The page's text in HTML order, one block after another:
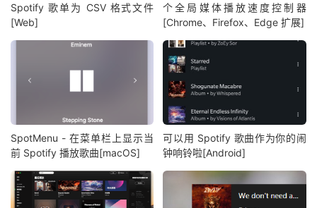
Spotify 歌单为 CSV 格式文件
[Web]
个全局媒体播放速度控制器
[Chrome、Firefox、Edge 扩展]
SpotMenu - 在菜单栏上显示当
前 Spotify 播放歌曲[macOS]
可以用 Spotify 歌曲作为你的闹
钟响铃啦[Android]